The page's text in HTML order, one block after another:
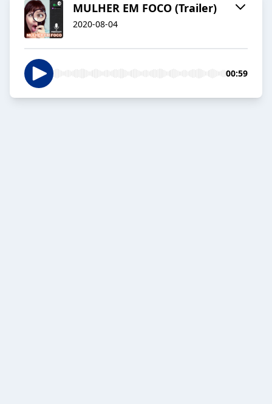
MULHER EM FOCO (Trailer)
2020-08-04
00:59